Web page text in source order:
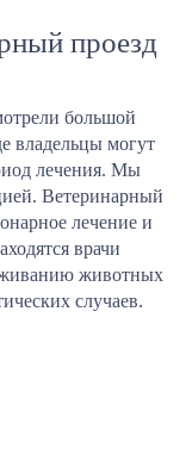
проезд
большой
владельцы могут
лечения. Мы
Ветеринарный
лечение и
врачи
животных
случаев.